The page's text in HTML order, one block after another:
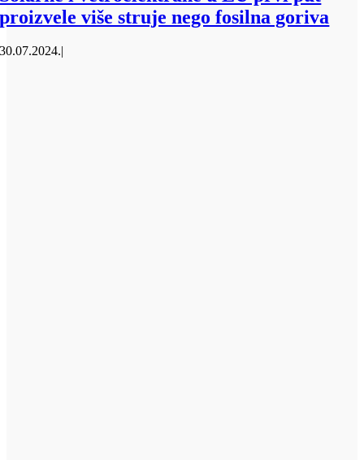
proizvele više struje nego fosilna goriva
30.07.2024.|